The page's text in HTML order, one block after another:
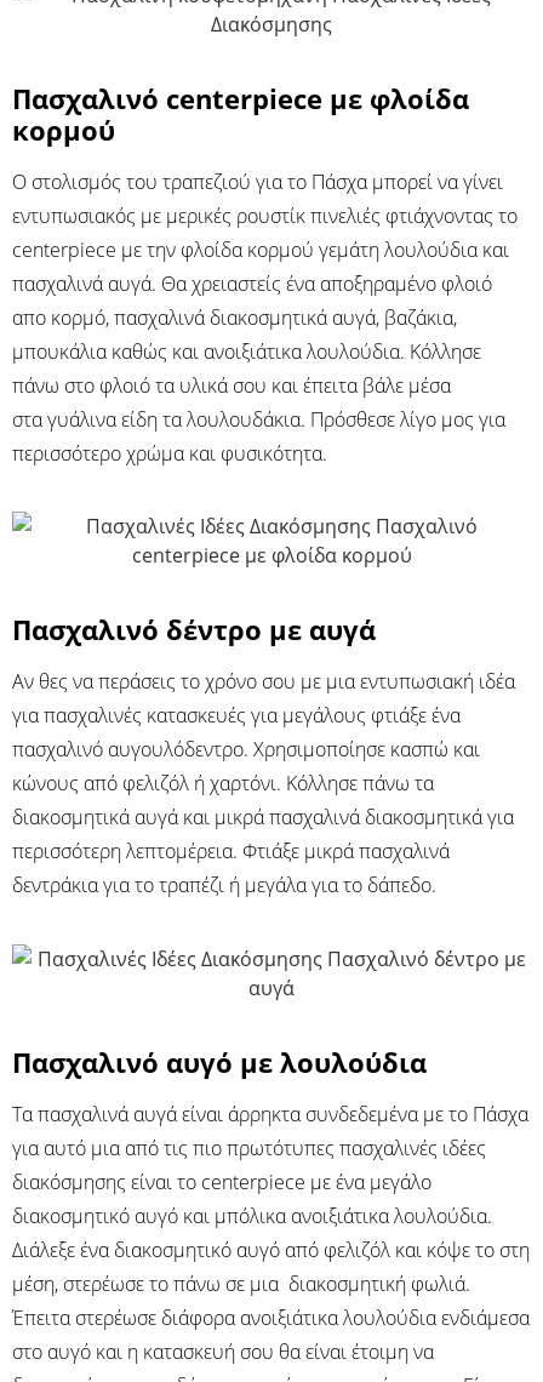
Πασχαλινό centerpiece με φλοίδα
κορμού
Ο στολισμός του τραπεζιού για το Πάσχα μπορεί να γίνει
εντυπωσιακός με μερικές ρουστίκ πινελιές φτιάχνοντας το
centerpiece με την φλοίδα κορμού γεμάτη λουλούδια και
πασχαλινά αυγά. Θα χρειαστείς ένα αποξηραμένο φλοιό
απο κορμό, πασχαλινά διακοσμητικά αυγά, βαζάκια,
μπουκάλια καθώς και ανοιξιάτικα λουλούδια. Κόλλησε
πάνω στο φλοιό τα υλικά σου και έπειτα βάλε μέσα
στα γυάλινα είδη τα λουλουδάκια. Πρόσθεσε λίγο μος για
περισσότερο χρώμα και φυσικότητα.
Πασχαλινό δέντρο με αυγά
Αν θες να περάσεις το χρόνο σου με μια εντυπωσιακή ιδέα
για πασχαλινές κατασκευές για μεγάλους φτιάξε ένα
πασχαλινό αυγουλόδεντρο. Χρησιμοποίησε κασπώ και
κώνους από φελιζόλ ή χαρτόνι. Κόλλησε πάνω τα
διακοσμητικά αυγά και μικρά πασχαλινά διακοσμητικά για
περισσότερη λεπτομέρεια. Φτιάξε μικρά πασχαλινά
δεντράκια για το τραπέζι ή μεγάλα για το δάπεδο.
Πασχαλινό αυγό με λουλούδια
Τα πασχαλινά αυγά είναι άρρηκτα συνδεδεμένα με το Πάσχα
για αυτό μια από τις πιο πρωτότυπες πασχαλινές ιδέες
διακόσμησης είναι το centerpiece με ένα μεγάλο
διακοσμητικό αυγό και μπόλικα ανοιξιάτικα λουλούδια.
Διάλεξε ένα διακοσμητικό αυγό από φελιζόλ και κόψε το στη
μέση, στερέωσε το πάνω σε μια διακοσμητική φωλιά.
Έπειτα στερέωσε διάφορα ανοιξιάτικα λουλούδια ενδιάμεσα
στο αυγό και η κατασκευή σου θα είναι έτοιμη να